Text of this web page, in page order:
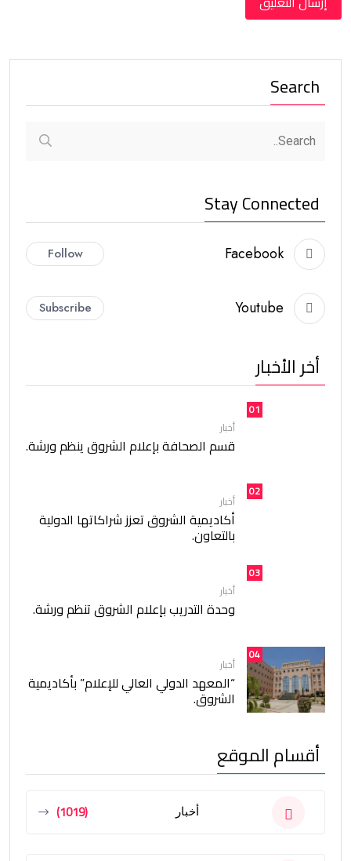
Search
Stay Connected
Facebook
Follow
Youtube
Subscribe
أخر الأخبار
01
أخبار
قسم الصحافة بإعلام الشروق ينظم ورشة.
02
أخبار
أكاديمية الشروق تعزز شراكاتها الدولية
بالتعاون.
03
أخبار
وحدة التدريب بإعلام الشروق تنظم ورشة.
04
أخبار
“المعهد الدولي العالي للإعلام” بأكاديمية
الشروق.
أقسام الموقع
أخبار (1019)